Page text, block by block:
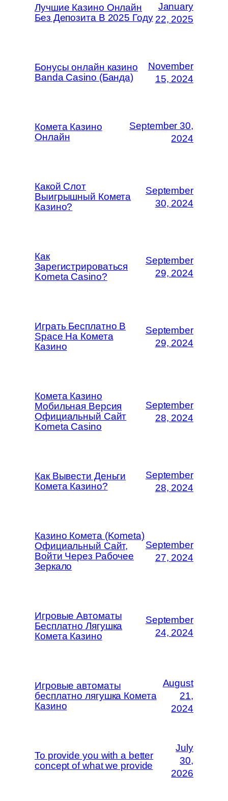
Лучшие Казино Онлайн
Без Депозита В 2025 Году
January
22, 2025
Бонусы онлайн казино
Banda Casino (Банда)
November
15, 2024
Комета Казино
Онлайн
September 30,
2024
Какой Слот
Выигрышный Комета
Казино?
September
30, 2024
Как
Зарегистрироваться
Kometa Casino?
September
29, 2024
Играть Бесплатно В
Space На Комета
Казино
September
29, 2024
Комета Казино
Мобильная Версия
Официальный Сайт
Kometa Casino
September
28, 2024
Как Вывести Деньги
Комета Казино?
September
28, 2024
Казино Комета (Kometa)
Официальный Сайт,
Войти Через Рабочее
Зеркало
September
27, 2024
Игровые Автоматы
Бесплатно Лягушка
Комета Казино
September
24, 2024
Игровые автоматы
бесплатно лягушка Комета
Казино
August
21,
2024
To provide you with a better
concept of what we provide
July
30,
2026